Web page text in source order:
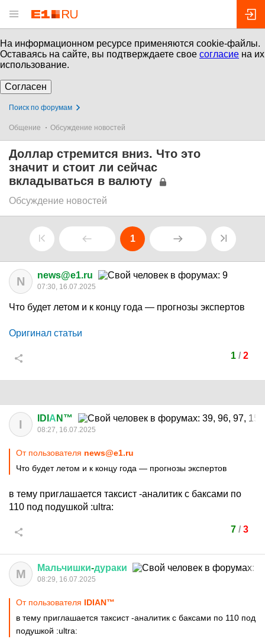
На информационном ресурсе применяются cookie-файлы.
Оставаясь на сайте, вы подтверждаете свое согласие на их
использование.
Согласен
Поиск по форумам
Общение Обсуждение новостей
Доллар стремится вниз. Что это
значит и стоит ли сейчас
вкладываться в валюту
Обсуждение новостей
1
N news@e1.ru
07:30, 16.07.2025
Что будет летом и к концу года — прогнозы экспертов
Оригинал статьи
1/ 2
I IDI А N™
08:27, 16.07.2025
От пользователя news@e1.ru
Что будет летом и к концу года — прогнозы экспертов
в тему приглашается таксист -аналитик с баксами по
110 под подушкой :ultra:
7/ 3
М Мальчишки-дураки
08:29, 16.07.2025
От пользователя IDIАN™
в тему приглашается таксист -аналитик с баксами по 110 под
подушкой :ultra: